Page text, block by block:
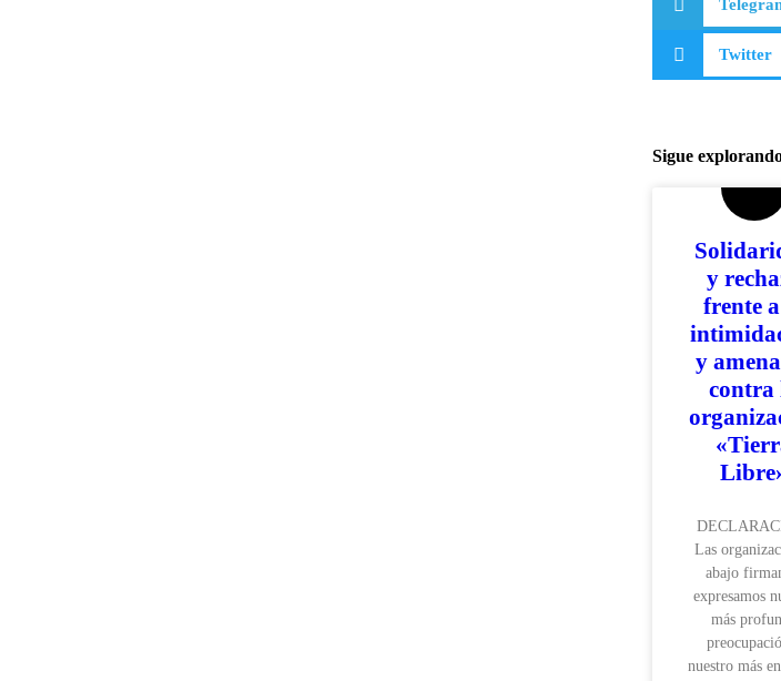
Twitter
Sigue
y
frente
y
contra
Las
abajo
expresamos
más
nuestro más